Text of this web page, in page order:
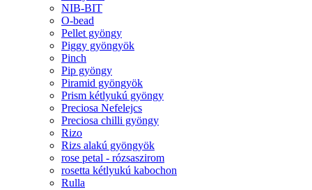
NIB-BIT
O-bead
Pellet gyöngy
Piggy gyöngyök
Pinch
Pip gyöngy
Piramid gyöngyök
Prism kétlyukú gyöngy
Preciosa Nefelejcs
Preciosa chilli gyöngy
Rizo
Rizs alakú gyöngyök
rose petal - rózsaszirom
rosetta kétlyukú kabochon
Rulla